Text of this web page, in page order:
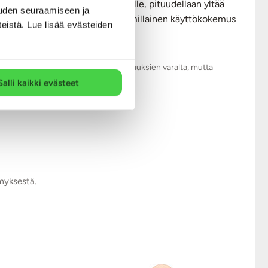
seuraamiseen ja
Lue lisää evästeiden
kaikki evästeet
vähän piukemmallekin vaginalle, pituudellaan yltää
pääseväni testaamaan, millainen käyttökokemus
tarkistaa kaikki arviot asiattomuuksien varalta, mutta